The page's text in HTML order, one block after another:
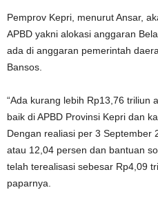
Pemprov Kepri, menurut Ansar,
APBD yakni alokasi anggaran
ada di anggaran pemerintah
Bansos.
“Ada kurang lebih Rp13,76 triliun
baik di APBD Provinsi Kepri dan
Dengan realiasi per 3 September
atau 12,04 persen dan bantuan
telah terealisasi sebesar Rp4,09
paparnya.